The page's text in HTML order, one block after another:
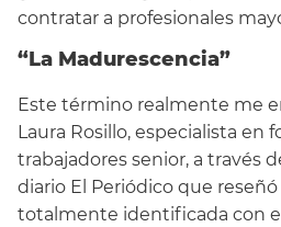
contratar a profesionales
“La Madurescencia”
Este término realmente me
Laura Rosillo, especialista en
trabajadores senior, a través
diario El Periódico que reseñó
totalmente identificada con